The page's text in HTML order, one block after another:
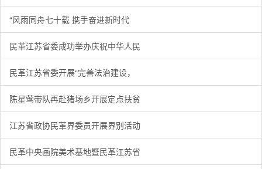
“风雨同舟七十载 携手奋进新时代
民革江苏省委成功举办庆祝中华人民
民革江苏省委开展“完善法治建设，
陈星莺带队再赴猪场乡开展定点扶贫
江苏省政协民革界委员开展界别活动
民革中央画院美术基地暨民革江苏省